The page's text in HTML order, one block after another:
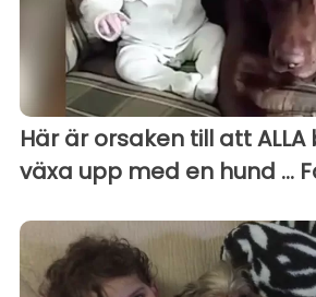
Här är orsaken till att
växa upp med en hund ...